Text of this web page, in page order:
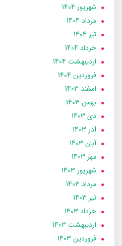
شهریور 1404
مرداد 1404
تير 1404
خرداد 1404
ارديبهشت 1404
فروردین 1404
اسفند 1403
بهمن 1403
دی 1403
آذر 1403
آبان 1403
مهر 1403
شهریور 1403
مرداد 1403
تير 1403
خرداد 1403
ارديبهشت 1403
فروردین 1403